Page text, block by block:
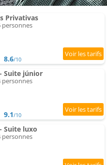
Privativas
personnes
8.6/10
Suite júnior
personnes
9.1/10
Suite luxo
personnes